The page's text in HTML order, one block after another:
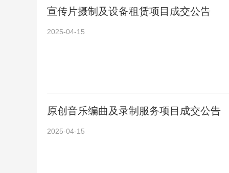
宣传片摄制及设备租赁项目成交公告
2025-04-15
原创音乐编曲及录制服务项目成交公告
2025-04-15